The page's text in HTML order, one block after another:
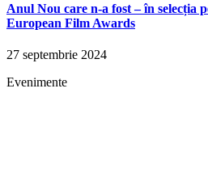
Anul Nou care n-a fost – în selecția
European Film Awards
27 septembrie 2024
Evenimente